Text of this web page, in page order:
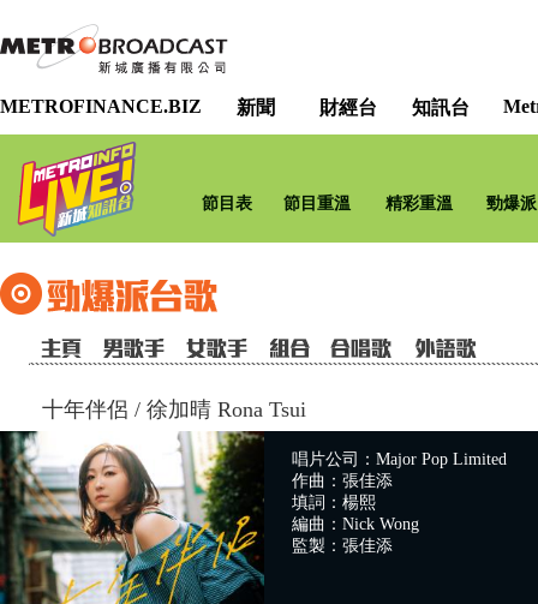
METROFINANCE.BIZ 新聞 財經台 知訊台
節目表 節目重溫 精彩重溫 勁爆
十年伴侶 / 徐加晴 Rona Tsui
唱片公司：Major Pop Limited
作曲：張佳添
填詞：楊熙
編曲：Nick Wong
監製：張佳添